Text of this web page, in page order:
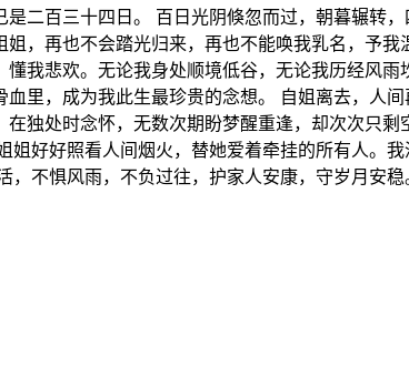
二百三十四日。 百日光阴倏忽而过，朝暮辗转
，再也不会踏光归来，再也不能唤我乳名，予
我悲欢。无论我身处顺境低谷，无论我历经风
里，成为我此生最珍贵的念想。 自姐离去，人
独处时念怀，无数次期盼梦醒重逢，却次次只
好好照看人间烟火，替她爱着牵挂的所有人。
不惧风雨，不负过往，护家人安康，守岁月安